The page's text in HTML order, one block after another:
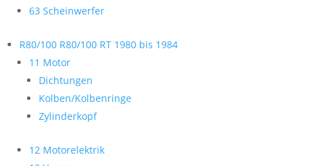
63 Scheinwerfer
R80/100 R80/100 RT 1980 bis 1984
11 Motor
Dichtungen
Kolben/Kolbenringe
Zylinderkopf
12 Motorelektrik